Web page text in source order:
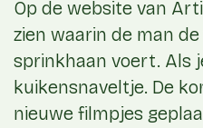
Op de website van
zien waarin de man
sprinkhaan voert. Als
kuikensnaveltje. De
nieuwe filmpjes